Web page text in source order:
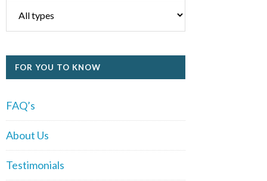
FOR YOU TO KNOW
FAQ’s
About Us
Testimonials